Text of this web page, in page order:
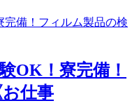
OK！寮完備！
仕事